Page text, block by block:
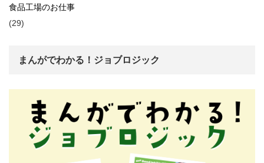
食品工場のお仕事
(29)
まんがでわかる！ジョブロジック